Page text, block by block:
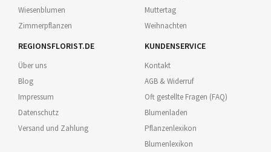
Wiesenblumen
Zimmerpflanzen
Muttertag
Weihnachten
REGIONSFLORIST.DE
Über uns
Blog
Impressum
Datenschutz
Versand und Zahlung
KUNDENSERVICE
Kontakt
AGB & Widerruf
Oft gestellte Fragen (FAQ)
Blumenladen
Pflanzenlexikon
Blumenlexikon